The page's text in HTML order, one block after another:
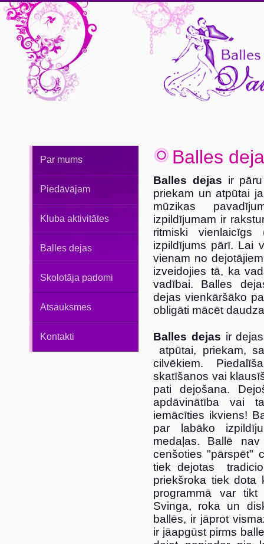
Par mums
Piedāvājam
Kluba aktivitātes
Balles dejas
Skolotāja padomi
Atsauksmes
Kontakti
Balles
Balles dejas ir
priekam un atpūtai
mūzikas
izpildījumam ir
ritmiski
izpildījums pārī. Lai
vienam no
izveidojies tā, ka
vadībai. Balles
dejas vienkāršāko
obligāti mācēt
Balles dejas ir
atpūtai, priekam,
cilvēkiem.
skatīšanos vai
pati dejošana.
apdāvinātība vai
iemācīties ikviens!
par labāko
medaļas. Ballē
cenšoties "pārspēt"
tiek dejotas
priekšroka tiek dota
programmā var
Svinga, roka un
ballēs, ir jāprot
ir jāapgūst pirms